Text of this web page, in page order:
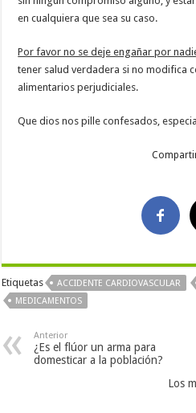
en cualquiera que sea su caso.
Por favor no se deje engañar por
tener salud verdadera si no modifica
alimentarios perjudiciales.
Que dios nos pille confesados,
Etiquetas ACCIDENTE CARDIOVASCULAR
MEDICAMENTOS
Anterior
¿Es el flúor un arma para
domesticar a la población?
Los